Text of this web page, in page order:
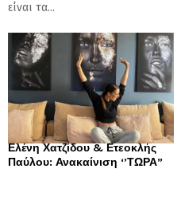
είναι τα...
Ελένη Χατζίδου & Ετεοκλής
Παύλου: Ανακαίνιση ‘’ΤΩΡΑ”